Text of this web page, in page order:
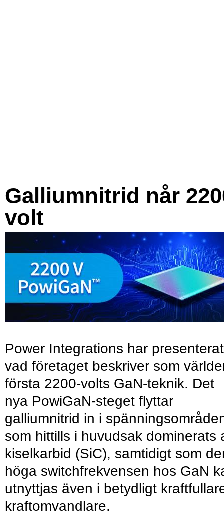
Galliumnitrid når
volt
Power Integrations har presenterat
vad företaget beskriver som
första 2200-volts GaN-teknik. Det
nya PowiGaN-steget flyttar
galliumnitrid in i
som hittills i huvudsak dominerats
kiselkarbid (SiC), samtidigt som
höga switchfrekvensen hos GaN
utnyttjas även i betydligt
kraftomvandlare.